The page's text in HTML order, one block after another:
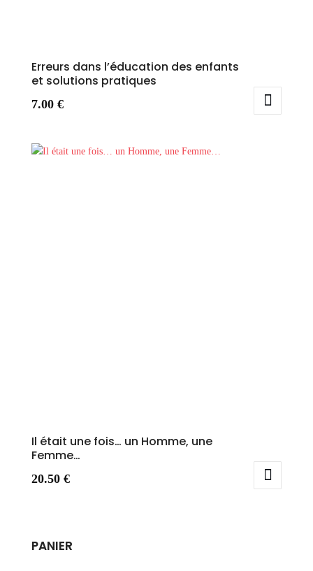
Erreurs dans l’éducation des enfants
et solutions pratiques
7.00 €
Il était une fois… un Homme, une
Femme…
20.50 €
PANIER